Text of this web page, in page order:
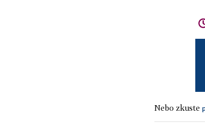
Nebo zkuste